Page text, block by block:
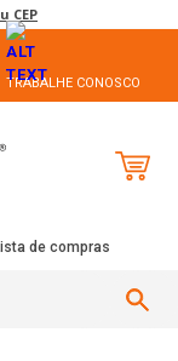
CEP
TRABALHE CONOSCO
de compras